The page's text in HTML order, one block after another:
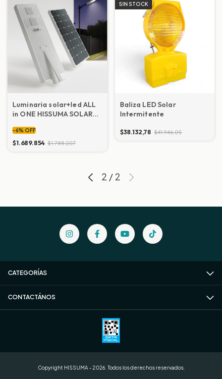
Luminaria solar+led ALL
in ONE HISSUMA SOLAR
-6% OFF
$1.689.854 $1.788.207
SIN STOCK
Baliza LED Solar
Intermitente
$38.132,78 $41.946,05
2 / 2
CATEGORÍAS
CONTACTÁNOS
Copyright HISSUMA - 2026. Todos los derechos reservados.